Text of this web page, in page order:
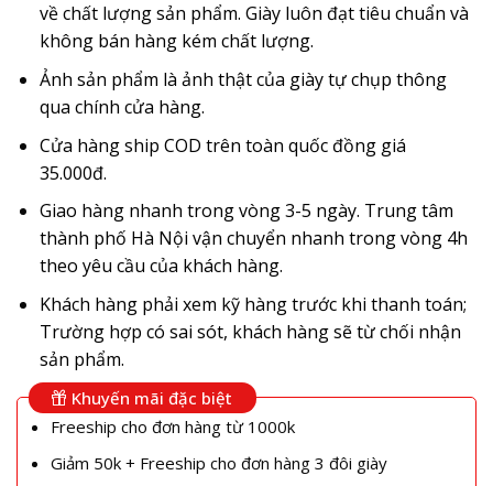
về chất lượng sản phẩm. Giày luôn đạt tiêu chuẩn và
không bán hàng kém chất lượng.
Ảnh sản phẩm là ảnh thật của giày tự chụp thông
qua chính cửa hàng.
Cửa hàng ship COD trên toàn quốc đồng giá
35.000đ.
Giao hàng nhanh trong vòng 3-5 ngày. Trung tâm
thành phố Hà Nội vận chuyển nhanh trong vòng 4h
theo yêu cầu của khách hàng.
Khách hàng phải xem kỹ hàng trước khi thanh toán;
Trường hợp có sai sót, khách hàng sẽ từ chối nhận
sản phẩm.
Khuyến mãi đặc biệt
Freeship cho đơn hàng từ 1000k
Giảm 50k + Freeship cho đơn hàng 3 đôi giày